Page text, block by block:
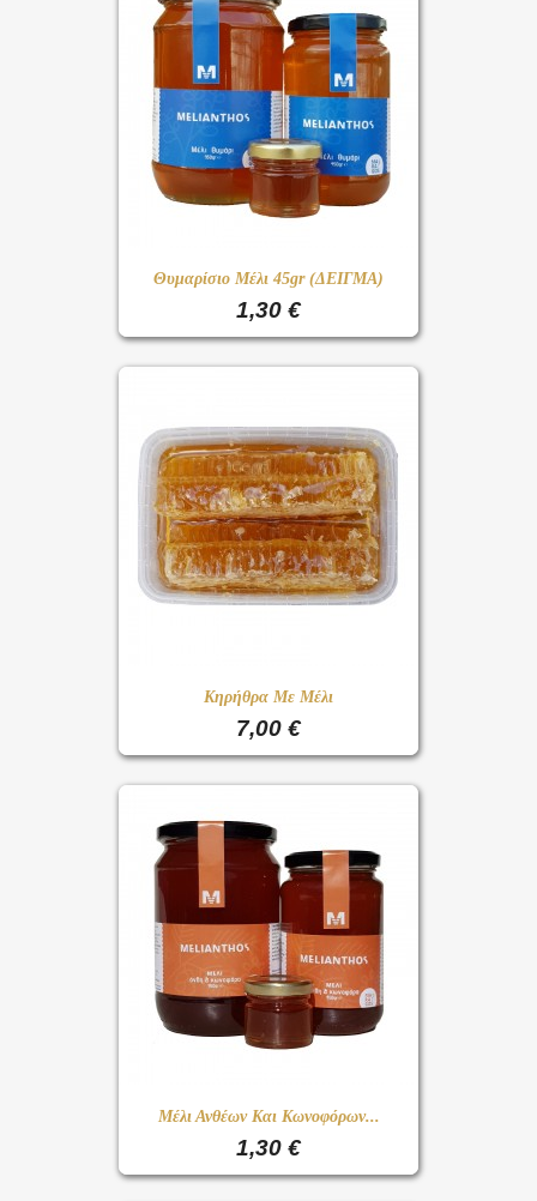
Θυμαρίσιο Μέλι 45gr (ΔΕΙΓΜΑ)
1,30 €
Κηρήθρα Με Μέλι
7,00 €
Μέλι Ανθέων Και Κωνοφόρων...
1,30 €